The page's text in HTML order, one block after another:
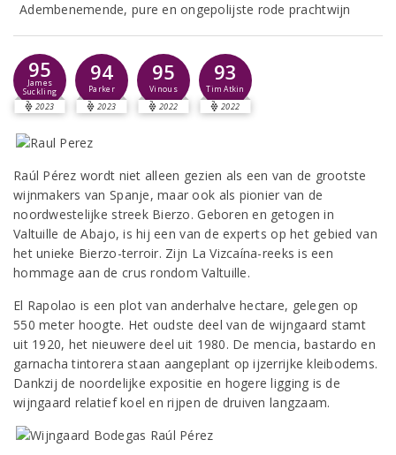
Adembenemende, pure en ongepolijste rode prachtwijn
95
James
Suckling
2023
94
Parker
2023
95
Vinous
2022
93
Tim Atkin
2022
Raúl Pérez wordt niet alleen gezien als een van de grootste
wijnmakers van Spanje, maar ook als pionier van de
noordwestelijke streek Bierzo. Geboren en getogen in
Valtuille de Abajo, is hij een van de experts op het gebied van
het unieke Bierzo-terroir. Zijn La Vizcaína-reeks is een
hommage aan de crus rondom Valtuille.
El Rapolao is een plot van anderhalve hectare, gelegen op
550 meter hoogte. Het oudste deel van de wijngaard stamt
uit 1920, het nieuwere deel uit 1980. De mencia, bastardo en
garnacha tintorera staan aangeplant op ijzerrijke kleibodems.
Dankzij de noordelijke expositie en hogere ligging is de
wijngaard relatief koel en rijpen de druiven langzaam.